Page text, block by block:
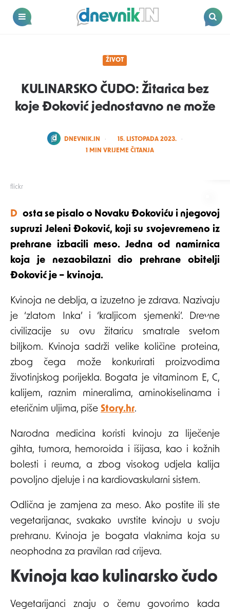
Dnevnik.in
flickr
ŽIVOT
KULINARSKO ČUDO: Žitarica bez
koje Đoković jednostavno ne može
POSTED
DNEVNIK.IN
15. LISTOPADA 2023.
1 MIN VRIJEME ČITANJA
Dosta se pisalo o Novaku Đokoviću i njegovoj
supruzi Jeleni Đoković, koji su svojevremeno iz
prehrane izbacili meso. Jedna od namirnica
koja je nezaobilazni dio prehrane obitelji
Đoković je – kvinoja.
Kvinoja ne deblja, a izuzetno je zdrava. Nazivaju
je ‘zlatom Inka’ i ‘kraljicom sjemenki’. Drevne
civilizacije su ovu žitaricu smatrale svetom
biljkom. Kvinoja sadrži velike količine proteina,
zbog čega može konkurirati proizvodima
životinjskog porijekla. Bogata je vitaminom E, C,
kalijem, raznim mineralima, aminokiselinama i
eteričnim uljima, piše Story.hr.
Narodna medicina koristi kvinoju za liječenje
gihta, tumora, hemoroida i išijasa, kao i kožnih
bolesti i reuma, a zbog visokog udjela kalija
povoljno djeluje i na kardiovaskularni sistem.
Odlična je zamjena za meso. Ako postite ili ste
vegetarijanac, svakako uvrstite kvinoju u svoju
prehranu. Kvinoja je bogata vlaknima koja su
neophodna za pravilan rad crijeva.
Kvinoja kao kulinarsko čudo
Vegetarijanci znaju o čemu govorimo kada